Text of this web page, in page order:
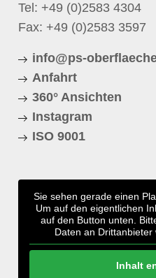
Tel: +49 (0)2583 4304
Fax: +49 (0)2583 3597
info@ps-
Anfahrt
360° Ansichten
Instagram
ISO 9001
Sie sehen gerade einen
Um auf den eigentlichen
auf den Button unten.
Daten an Drittanbieter
Inhalt